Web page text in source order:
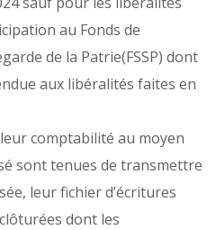
au Fonds de
de la Patrie(FSSP) dont
aux libéralités faites en
comptabilité au moyen
sont tenues de transmettre
leur fichier d’écritures
dont les